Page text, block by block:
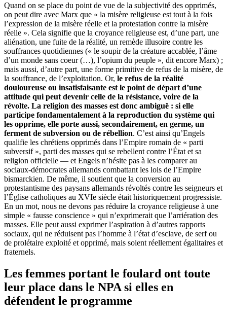
Quand on se place du point de vue de la subjectivité des opprimés,
on peut dire avec Marx que « la misère religieuse est tout à la fois
l’expression de la misère réelle et la protestation contre la misère
réelle ». Cela signifie que la croyance religieuse est, d’une part, une
aliénation, une fuite de la réalité, un remède illusoire contre les
souffrances quotidiennes (« le soupir de la créature accablée, l’âme
d’un monde sans coeur (…), l’opium du peuple », dit encore Marx) ;
mais aussi, d’autre part, une forme primitive de refus de la misère, de
la souffrance, de l’exploitation. Or, le refus de la réalité
douloureuse ou insatisfaisante est le point de départ d’une
attitude qui peut devenir celle de la résistance, voire de la
révolte. La religion des masses est donc ambiguë : si elle
participe fondamentalement à la reproduction du système qui
les opprime, elle porte aussi, secondairement, en germe, un
ferment de subversion ou de rébellion. C’est ainsi qu’Engels
qualifie les chrétiens opprimés dans l’Empire romain de « parti
subversif », parti des masses qui se rebellent contre l’État et sa
religion officielle — et Engels n’hésite pas à les comparer au
sociaux-démocrates allemands combattant les lois de l’Empire
bismarckien. De même, il soutient que la conversion au
protestantisme des paysans allemands révoltés contre les seigneurs et
l’Église catholiques au XVIe siècle était historiquement progressiste.
En un mot, nous ne devons pas réduire la croyance religieuse à une
simple « fausse conscience » qui n’exprimerait que l’arriération des
masses. Elle peut aussi exprimer l’aspiration à d’autres rapports
sociaux, qui ne réduisent pas l’homme à l’état d’esclave, de serf ou
de prolétaire exploité et opprimé, mais soient réellement égalitaires et
fraternels.
Les femmes portant le foulard ont toute
leur place dans le NPA si elles en
défendent le programme